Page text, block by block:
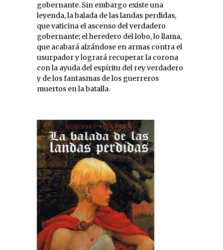
gobernante. Sin embargo existe una
leyenda, la balada de las landas perdidas,
que vaticina el ascenso del verdadero
gobernante; el heredero del lobo, lo llama,
que acabará alzándose en armas contra el
usurpador y logrará recuperar la corona
con la ayuda del espíritu del rey verdadero
y de los fantasmas de los guerreros
muertos en la batalla.